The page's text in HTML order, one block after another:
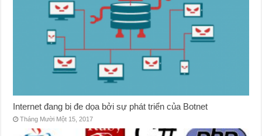
Internet đang bị đe dọa bởi sự phát triển của Botnet
Tháng Mười Một 15, 2017